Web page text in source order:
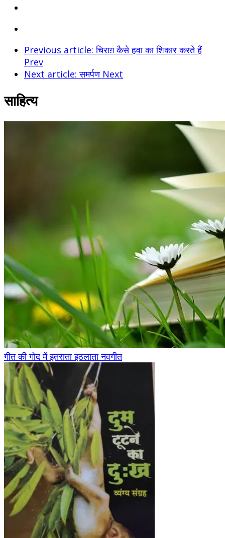
Previous article: चिराग़ कैसे हवा का शिकार करते हैं
Prev
Next article: समर्पण Next
साहित्य
गीत की गोद में इतराता इठलाता नवगीत